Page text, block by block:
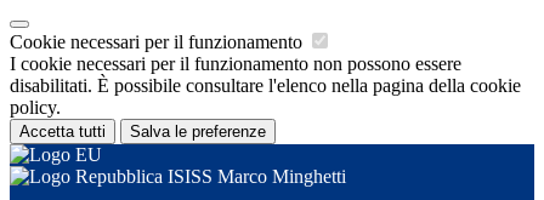
Cookie necessari per il funzionamento
I cookie necessari per il funzionamento non possono essere
disabilitati. È possibile consultare l'elenco nella pagina della cookie
policy.
Accetta tutti Salva le preferenze
ISISS Marco Minghetti